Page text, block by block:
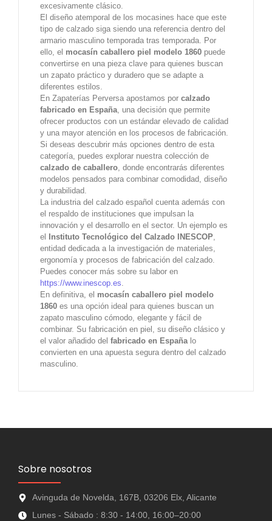
excesivamente clásico.
El diseño atemporal de los mocasines hace que este
tipo de calzado siga siendo una referencia dentro del
armario masculino temporada tras temporada. Por
ello, el mocasín caballero piel modelo 1860 puede
convertirse en una pieza clave para quienes buscan
un zapato práctico y duradero que se adapte a
diferentes estilos.
En Zapaterías Perversa apostamos por calzado
fabricado en España, una decisión que permite
ofrecer productos con un estándar elevado de calidad
y una mayor atención en los procesos de fabricación.
Si deseas descubrir más opciones dentro de esta
categoría, puedes explorar nuestra colección de
calzado de caballero, donde encontrarás diferentes
modelos pensados para combinar comodidad, diseño
y durabilidad.
La industria del calzado español cuenta además con
el respaldo de instituciones que impulsan la
innovación y el desarrollo en el sector. Un ejemplo es
el
Instituto Tecnológico del Calzado INESCOP,
entidad dedicada a la investigación de materiales,
ergonomía y procesos de fabricación del calzado.
Puedes conocer más sobre su labor en
https://www.inescop.es.
En definitiva, el mocasín caballero piel modelo
1860 es una opción ideal para quienes buscan un
zapato masculino cómodo, elegante y fácil de
combinar. Su fabricación en piel, su diseño clásico y
el valor añadido del fabricado en Españalo
convierten en una apuesta segura dentro del calzado
masculino.
Sobre nosotros
Avinguda de Novelda, 167B, 03206 Elx, Alicante
Lunes - Sábado : 8:30 - 14:00, 16:00–20:00